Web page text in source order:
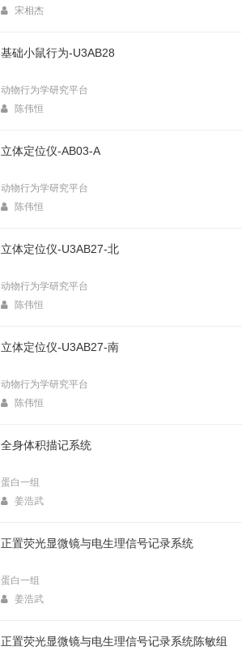
宋相杰
基础小鼠行为-U3AB28
动物行为学研究平台
陈伟恒
立体定位仪-AB03-A
动物行为学研究平台
陈伟恒
立体定位仪-U3AB27-北
动物行为学研究平台
陈伟恒
立体定位仪-U3AB27-南
动物行为学研究平台
陈伟恒
全身体积描记系统
蛋白一组
姜浩武
正置荧光显微镜与电生理信号记录系统
蛋白一组
姜浩武
正置荧光显微镜与电生理信号记录系统陈敏组